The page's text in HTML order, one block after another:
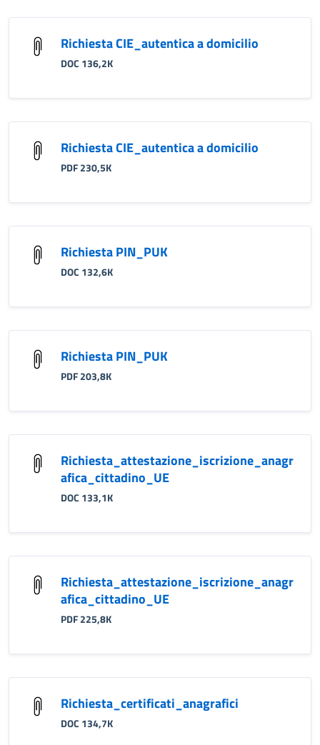
Richiesta CIE_autentica a domicilio
DOC 136,2K
Richiesta CIE_autentica a domicilio
PDF 230,5K
Richiesta PIN_PUK
DOC 132,6K
Richiesta PIN_PUK
PDF 203,8K
Richiesta_attestazione_iscrizione_anagr
afica_cittadino_UE
DOC 133,1K
Richiesta_attestazione_iscrizione_anagr
afica_cittadino_UE
PDF 225,8K
Richiesta_certificati_anagrafici
DOC 134,7K